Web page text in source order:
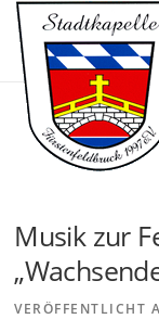
Direkt
zum
Inhalt
Musik zur
VERÖFFENTLICHT